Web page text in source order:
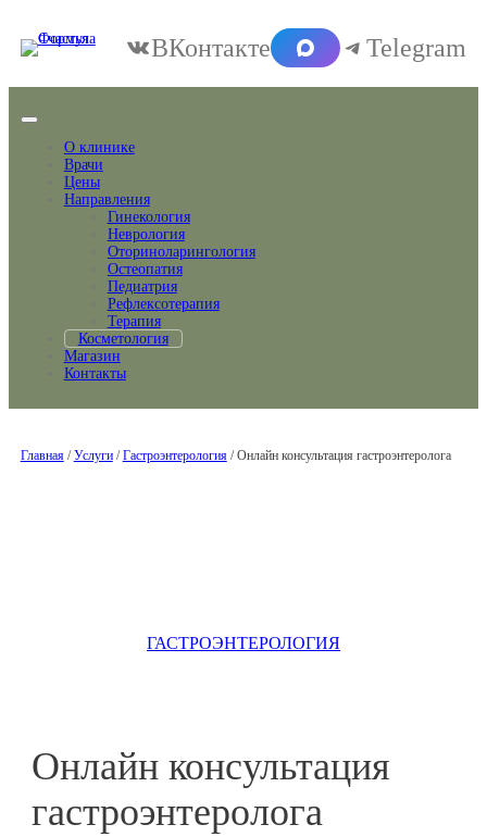
ВКонтакте Telegram
О клинике
Врачи
Цены
Направления
Гинекология
Неврология
Оториноларингология
Остеопатия
Педиатрия
Рефлексотерапия
Терапия
Косметология
Магазин
Контакты
Главная/Услуги/Гастроэнтерология/ Онлайн консультация гастроэнтеролога
ГАСТРОЭНТЕРОЛОГИЯ
Онлайн консультация
гастроэнтеролога